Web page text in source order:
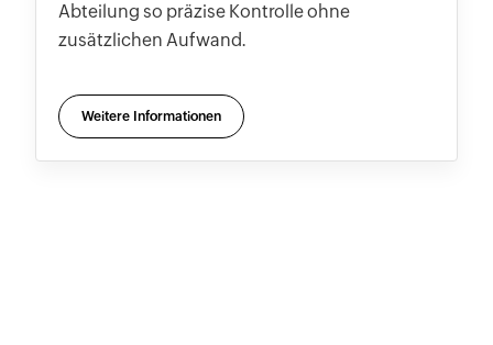
Abteilung so präzise Kontrolle ohne
zusätzlichen Aufwand.
Weitere Informationen